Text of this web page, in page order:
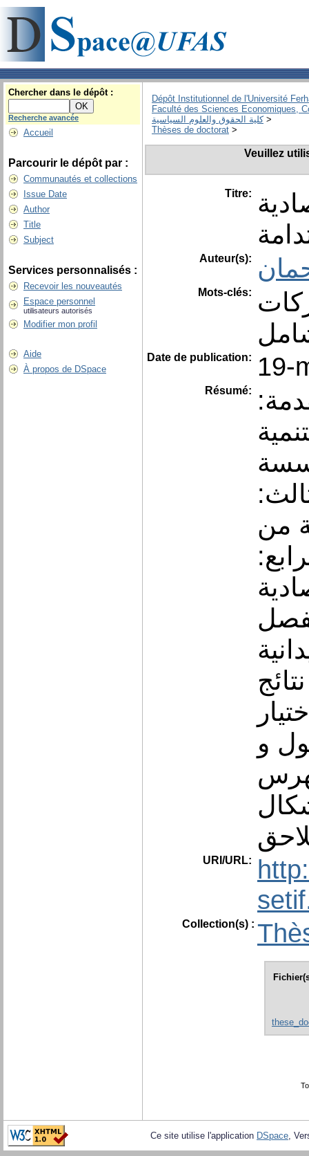
Chercher dans le dépôt :
Recherche avancée
Accueil
Parcourir le dépôt par :
Communautés et collections
Issue Date
Author
Title
Subject
Services personnalisés :
Recevoir les nouveautés
Espace personnel
utilisateurs autorisés
Modifier mon profil
Aide
À propos de DSpace
Dépôt Institutionnel de l'Université
Faculté des Sciences Economiques,
كلية الحقوق والعلوم السياسية>
Thèses de doctorat >
Veuillez
Titre:
Auteur(s):
Mots-clés:
Date de publication: 19-
Résumé:
:الفهرس المقدمة العامة الجزء النظري مقدمة
من
و
URI/URL:
Collection(s) :
Ce site utilise l'application DSpace,